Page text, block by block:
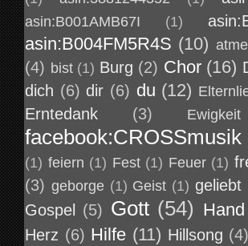
asin:B001AMB67I (1)
asin:B004FM5R4S (10)
(4) bist (1) Burg (2) Chor (16)
dich (6) dir (6) du (12)
Erntedank (3) Ewigkeit
facebook:CROSSmusik
(1) feiern (1) Fest (1) Feuer (1)
(3) geborge (1) Geist (1) geliebt
Gospel (5) Gott (54) Hand
Herz (6) Hilfe (11) Hillsong (4)